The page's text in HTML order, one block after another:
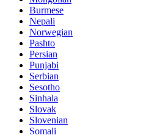
Burmese
Nepali
Norwegian
Pashto
Persian
Punjabi
Serbian
Sesotho
Sinhala
Slovak
Slovenian
Somali